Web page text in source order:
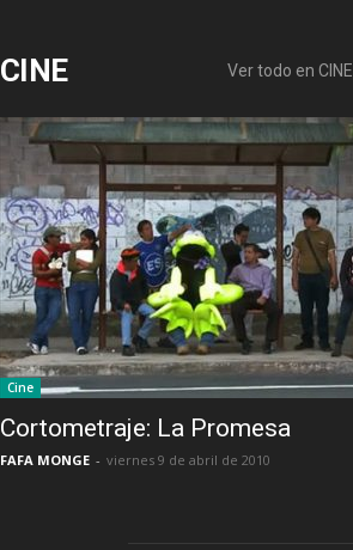
CINE Ver todo en CINE
Cine
Cortometraje: La Promesa
FAFA MONGE - viernes 9 de abril de 2010